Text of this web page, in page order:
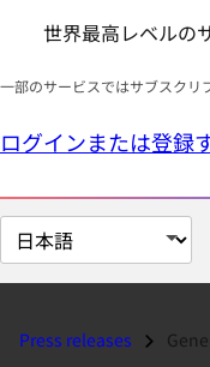
世界最高レベルの
一部のサービスではサブスクリ
ログインまたは登録
ペ
ー
のPress releases